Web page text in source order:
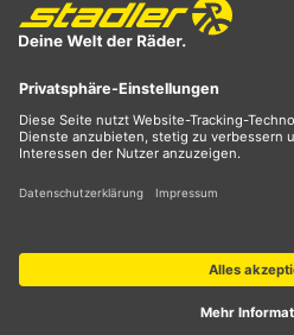
** ehemaliger UVP
*** Preis entspricht